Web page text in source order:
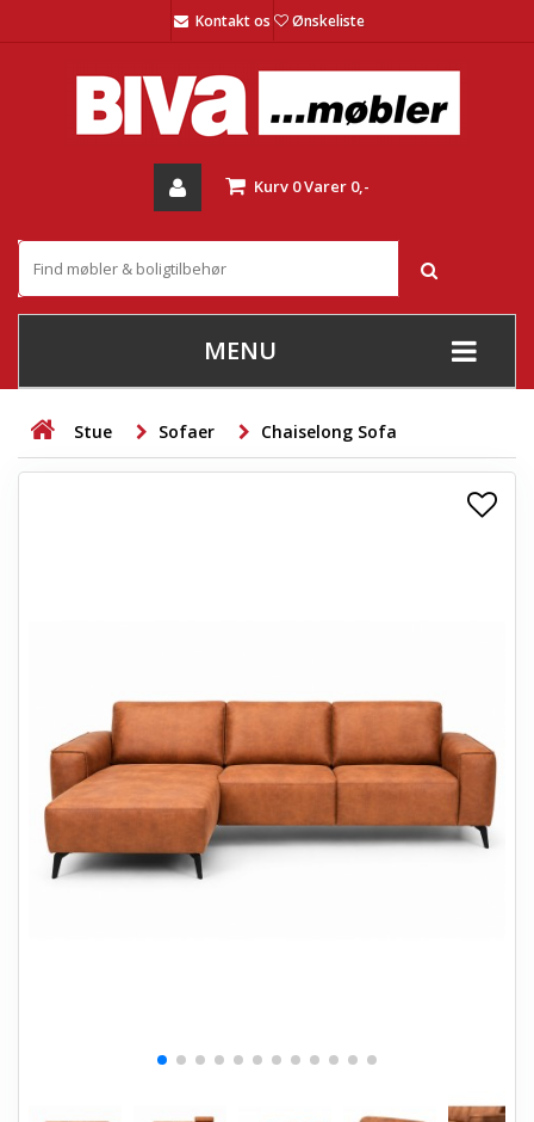
Kontakt os Ønskeliste
Kurv 0Varer 0,-
MENU
+
STUE
+
+
TÆPPER
+
LAMPER
+
HAVEMØBLER
ENTREMØBLER
Stue Sofaer Chaiselong Sofa